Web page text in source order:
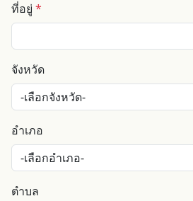
ที่อยู่ *
จังหวัด
อำเภอ
ตำบล